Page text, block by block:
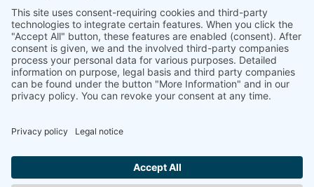
Auf dem westlichen Boulevard der Universität Bremen in
Bremen - Horn-Lehe, Eingangsbereich der Mensa, wurden
funktionale Konstruktionsteile künstlerisch verfremdet. Das
Künstlerteam René Acht, Klaus Arnold und Peter Nagel
gestaltete folgende Veränderungen:
René Acht verformte das Bodenpflaster vor dem
Klaus Arnold gestaltete futuristische Polyester-
Peter Nagel ließ den Lüftungskanal zu einem dicken
grünen Knäuel mutieren